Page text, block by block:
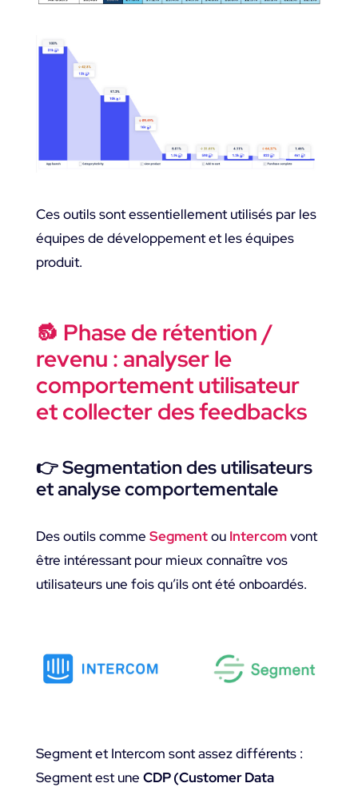
Ces outils sont essentiellement utilisés par les
équipes de développement et les équipes
produit.
🔂 Phase de rétention /
revenu : analyser le
comportement utilisateur
et collecter des feedbacks
👉 Segmentation des utilisateurs
et analyse comportementale
Des outils comme Segmentou Intercomvont
être intéressant pour mieux connaître vos
utilisateurs une fois qu’ils ont été onboardés.
Segment et Intercom sont assez différents :
Segment est une CDP (Customer Data